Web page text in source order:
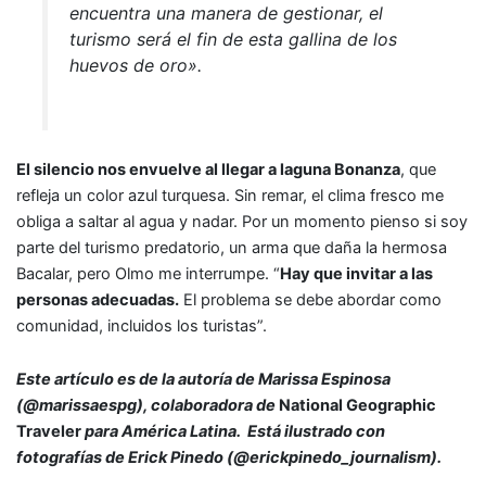
encuentra una manera de gestionar, el
turismo será el fin de esta gallina de los
huevos de oro».
El silencio nos envuelve al llegar a laguna Bonanza, que
refleja un color azul turquesa. Sin remar, el clima fresco me
obliga a saltar al agua y nadar. Por un momento pienso si soy
parte del turismo predatorio, un arma que daña la hermosa
Bacalar, pero Olmo me interrumpe. “Hay que invitar a las
personas adecuadas. El problema se debe abordar como
comunidad, incluidos los turistas”.
Este artículo es de la autoría de Marissa Espinosa
(@marissaespg), colaboradora de National Geographic
Travelerpara América Latina. Está ilustrado con
fotografías deErick Pinedo (@erickpinedo_journalism).